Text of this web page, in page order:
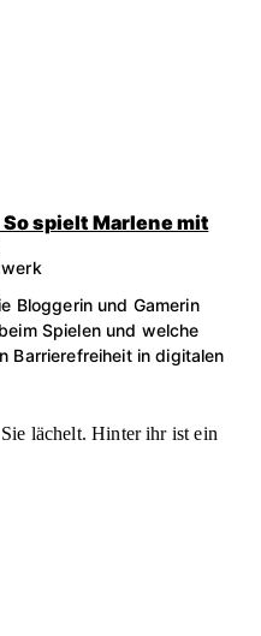
spielt Marlene mit
Bloggerin und Gamerin
Spielen und welche
Barrierefreiheit in digitalen